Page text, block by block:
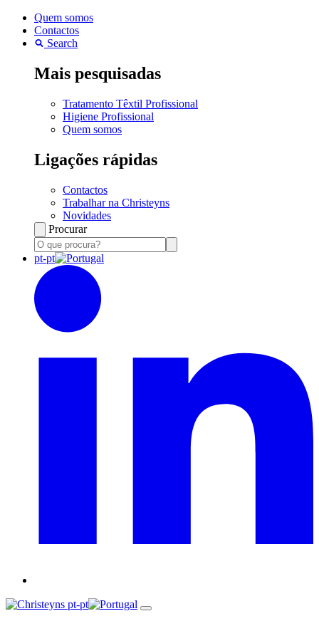
Quem somos
Contactos
Search
Mais pesquisadas
Tratamento Têxtil Profissional
Higiene Profissional
Quem somos
Ligações rápidas
Contactos
Trabalhar na Christeyns
Novidades
Procurar
pt-pt
pt-pt